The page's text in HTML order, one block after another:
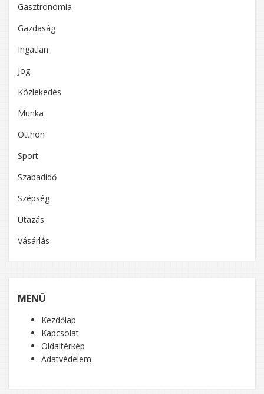
Gasztronómia
Gazdaság
Ingatlan
Jog
Közlekedés
Munka
Otthon
Sport
Szabadidő
Szépség
Utazás
Vásárlás
MENÜ
Kezdőlap
Kapcsolat
Oldaltérkép
Adatvédelem